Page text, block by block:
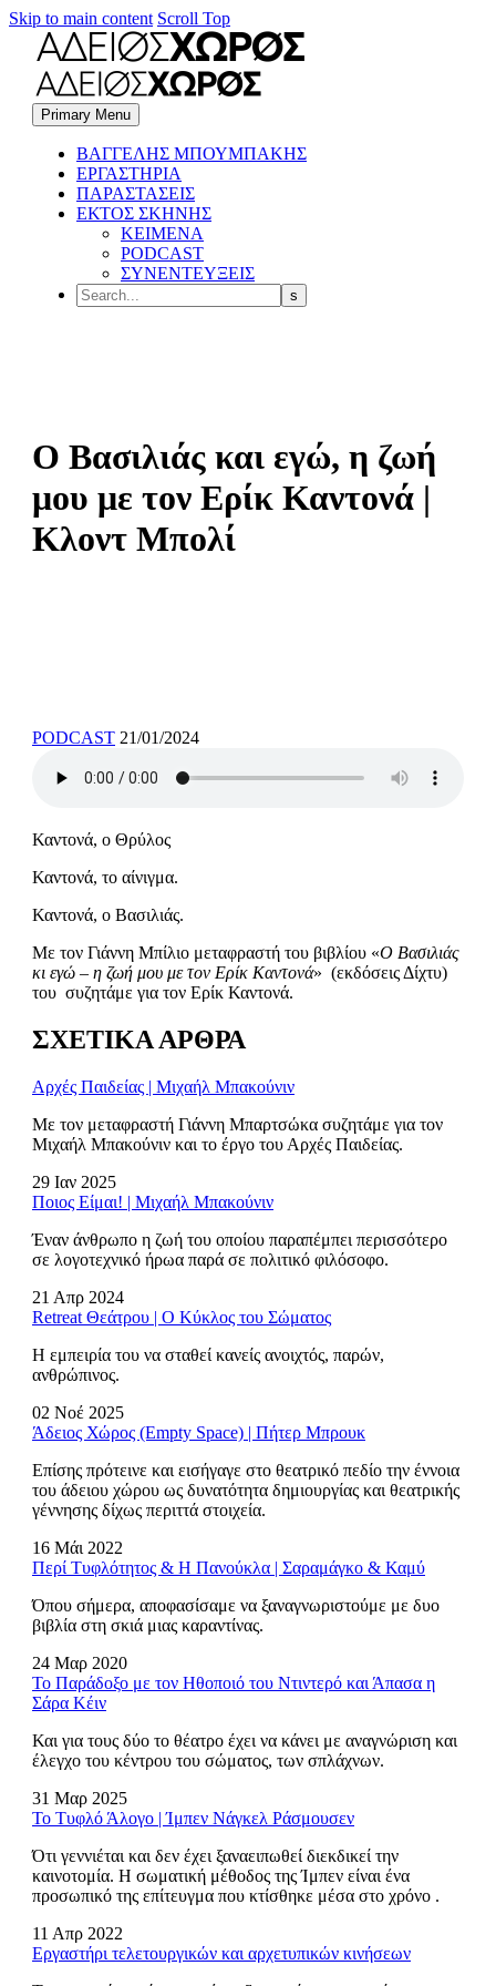
Skip to main content Scroll Top
Primary Menu
BΑΓΓΕΛΗΣ ΜΠΟΥΜΠΑΚΗΣ
ΕΡΓΑΣΤΗΡΙΑ
ΠΑΡΑΣΤΑΣΕΙΣ
ΕΚΤΟΣ ΣΚΗΝΗΣ
ΚΕΙΜΕΝΑ
PODCAST
ΣΥΝΕΝΤΕΥΞΕΙΣ
Ο Βασιλιάς και εγώ, η ζωή
μου με τον Ερίκ Καντονά |
Κλοντ Μπολί
PODCAST 21/01/2024
Καντονά, ο Θρύλος
Καντονά, το αίνιγμα.
Καντονά, ο Βασιλιάς.
Με τον Γιάννη Μπίλιο μεταφραστή του βιβλίου «Ο Βασιλιάς
κι εγώ – η ζωή μου με τον Ερίκ Καντονά» (εκδόσεις Δίχτυ)
του συζητάμε για τον Ερίκ Καντονά.
ΣΧΕΤΙΚΑ ΑΡΘΡΑ
Αρχές Παιδείας | Μιχαήλ Μπακούνιν
Με τον μεταφραστή Γιάννη Μπαρτσώκα συζητάμε για τον
Μιχαήλ Μπακούνιν και το έργο του Αρχές Παιδείας.
29 Ιαν 2025
Ποιος Είμαι! | Μιχαήλ Μπακούνιν
Έναν άνθρωπο η ζωή του οποίου παραπέμπει περισσότερο
σε λογοτεχνικό ήρωα παρά σε πολιτικό φιλόσοφο.
21 Απρ 2024
Retreat Θεάτρου | Ο Κύκλος του Σώματος
Η εμπειρία του να σταθεί κανείς ανοιχτός, παρών,
ανθρώπινος.
02 Νοέ 2025
Άδειος Χώρος (Empty Space) | Πήτερ Μπρουκ
Επίσης πρότεινε και εισήγαγε στο θεατρικό πεδίο την έννοια
του άδειου χώρου ως δυνατότητα δημιουργίας και θεατρικής
γέννησης δίχως περιττά στοιχεία.
16 Μάι 2022
Περί Τυφλότητος & Η Πανούκλα | Σαραμάγκο & Καμύ
Όπου σήμερα, αποφασίσαμε να ξαναγνωριστούμε με δυο
βιβλία στη σκιά μιας καραντίνας.
24 Μαρ 2020
Το Παράδοξο με τον Ηθοποιό του Ντιντερό και Άπασα η
Σάρα Κέιν
Και για τους δύο το θέατρο έχει να κάνει με αναγνώριση και
έλεγχο του κέντρου του σώματος, των σπλάχνων.
31 Μαρ 2025
Το Τυφλό Άλογο | Ίμπεν Νάγκελ Ράσμουσεν
Ότι γεννιέται και δεν έχει ξαναειπωθεί διεκδικεί την
καινοτομία. Η σωματική μέθοδος της Ίμπεν είναι ένα
προσωπικό της επίτευγμα που κτίσθηκε μέσα στο χρόνο .
11 Απρ 2022
Εργαστήρι τελετουργικών και αρχετυπικών κινήσεων